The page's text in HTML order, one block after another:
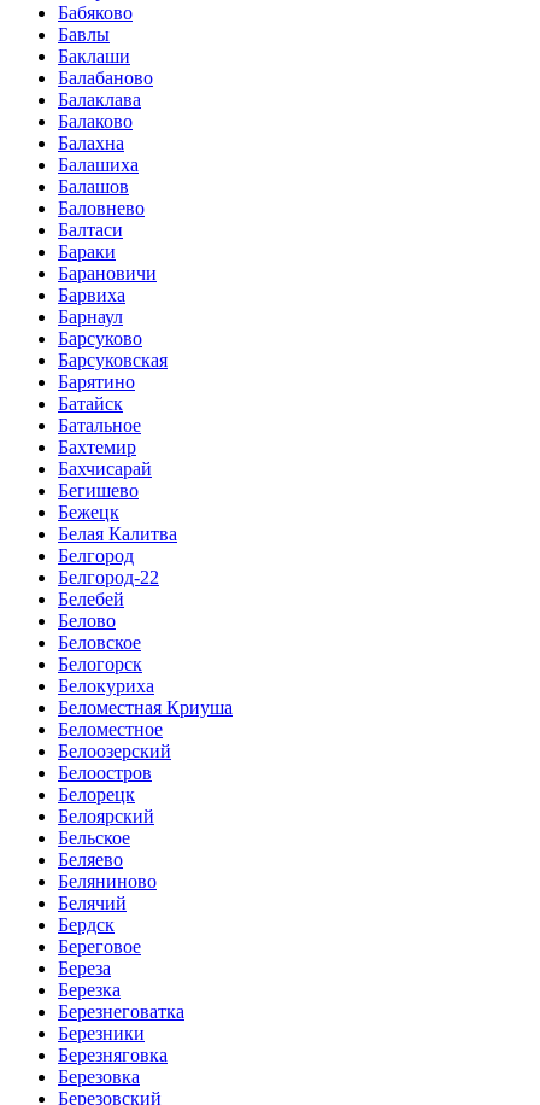
Бабяково
Бавлы
Баклаши
Балабаново
Балаклава
Балаково
Балахна
Балашиха
Балашов
Баловнево
Балтаси
Бараки
Барановичи
Барвиха
Барнаул
Барсуково
Барсуковская
Барятино
Батайск
Батальное
Бахтемир
Бахчисарай
Бегишево
Бежецк
Белая Калитва
Белгород
Белгород-22
Белебей
Белово
Беловское
Белогорск
Белокуриха
Беломестная Криуша
Беломестное
Белоозерский
Белоостров
Белорецк
Белоярский
Бельское
Беляево
Беляниново
Белячий
Бердск
Береговое
Береза
Березка
Березнеговатка
Березники
Березняговка
Березовка
Березовский